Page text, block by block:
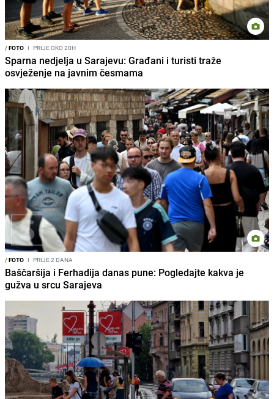
/FOTO I PRIJE OKO 20H
Sparna nedjelja u Sarajevu: Građani i turisti traže
osvježenje na javnim česmama
/FOTO I PRIJE 2 DANA
Baščaršija i Ferhadija danas pune: Pogledajte kakva je
gužva u srcu Sarajeva